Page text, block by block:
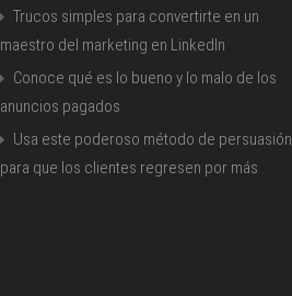
Trucos simples para convertirte en un
maestro del marketing en LinkedIn
Conoce qué es lo bueno y lo malo de los
anuncios pagados
Usa este poderoso método de persuasión
para que los clientes regresen por más